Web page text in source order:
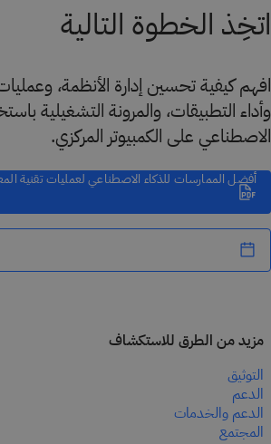
اتخِذ الخطوة التالية
افهم كيفية تحسين إدارة الأنظمة،
وأداء التطبيقات، والمرونة التشغيلية
الاصطناعي على الكمبيوتر المركزي.
أفضل الممارسات للذكاء الاصطناعي لعمليات تقنية
مزيد من الطرق للاستكشاف
التوثيق
الدعم
الدعم والخدمات
المجتمع